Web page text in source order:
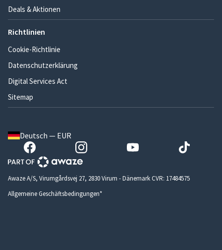
Deals & Aktionen
Richtlinien
Cookie-Richtlinie
Datenschutzerklärung
Digital Services Act
Sitemap
Deutsch — EUR
Awaze A/S, Virumgårdsvej 27, 2830 Virum - Dänemark CVR: 17484575
Allgemeine Geschäftsbedingungen*